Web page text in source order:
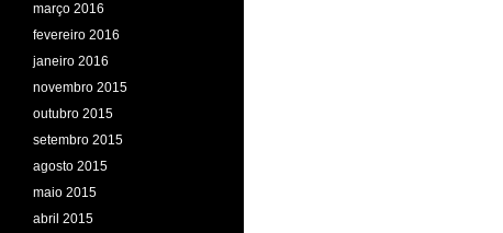
março 2016
fevereiro 2016
janeiro 2016
novembro 2015
outubro 2015
setembro 2015
agosto 2015
maio 2015
abril 2015